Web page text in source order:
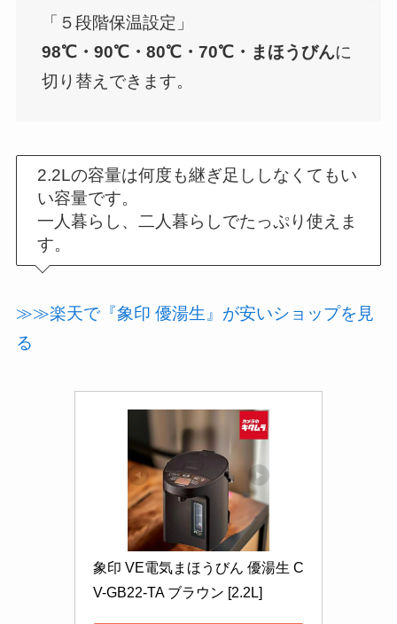
「５段階保温設定」
98℃・90℃・80℃・70℃・まほうびんに
切り替えできます。
2.2Lの容量は何度も継ぎ足ししなくてもい
い容量です。
一人暮らし、二人暮らしでたっぷり使えま
す。
≫≫楽天で『象印 優湯生』が安いショップを見
る
象印 VE電気まほうびん 優湯生 C
V-GB22-TA ブラウン [2.2L]